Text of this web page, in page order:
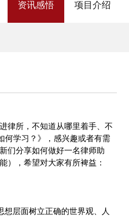
资讯感悟 项目介绍
律所，不知道从哪里着手、不
何学习？》，感兴趣或者有需
们分享如何做好一名律师助
），希望对大家有所裨益：
想层面树立正确的世界观、人